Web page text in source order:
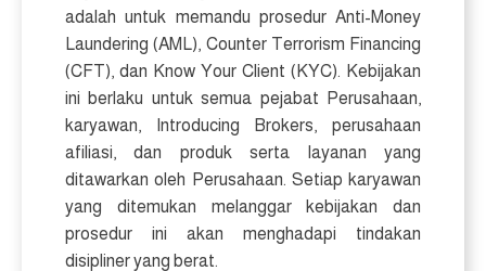
adalah untuk memandu prosedur Anti-Money
Laundering (AML), Counter Terrorism Financing
(CFT), dan Know Your Client (KYC). Kebijakan
ini berlaku untuk semua pejabat Perusahaan,
karyawan, Introducing Brokers, perusahaan
afiliasi, dan produk serta layanan yang
ditawarkan oleh Perusahaan. Setiap karyawan
yang ditemukan melanggar kebijakan dan
prosedur ini akan menghadapi tindakan
disipliner yang berat.